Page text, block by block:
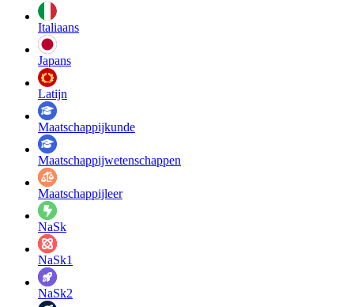
Italiaans
Japans
Latijn
Maatschappij­kunde
Maatschappij­wetenschappen
Maatschappijleer
NaSk
NaSk1
NaSk2